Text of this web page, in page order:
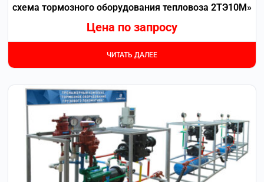
схема тормозного оборудования тепловоза 2ТЭ10М»
Цена по запросу
ЧИТАТЬ ДАЛЕЕ